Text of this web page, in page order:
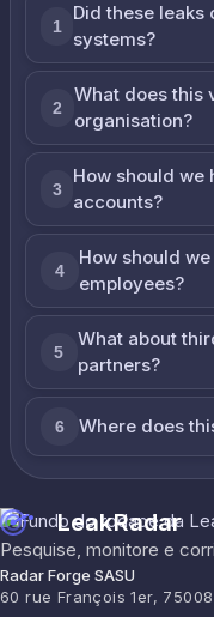
1
Did these
systems?
2
What does this
organisation?
3
How should we
accounts?
4
How should
employees?
5
What about
partners?
6 Where does
LeakRadar
Pesquise, monitore e
Radar Forge SASU
60 rue François 1er,